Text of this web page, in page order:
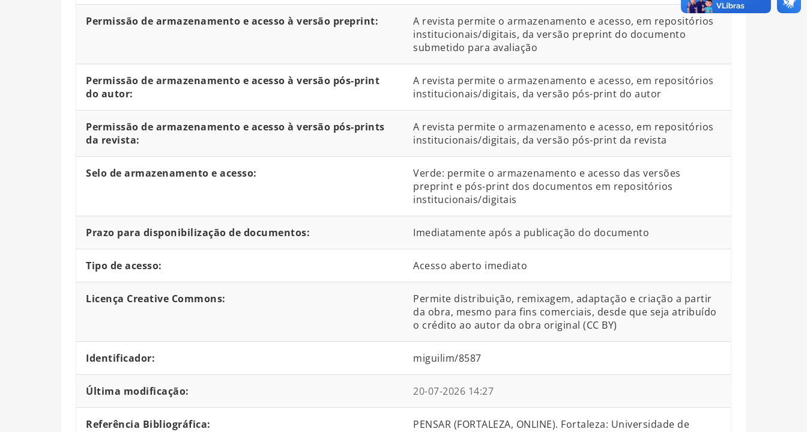
Permissão de armazenamento e acesso à versão preprint:
A revista permite o armazenamento e acesso, em repositórios
institucionais/digitais, da versão preprint do documento
submetido para avaliação
Permissão de armazenamento e acesso à versão pós-print
do autor:
A revista permite o armazenamento e acesso, em repositórios
institucionais/digitais, da versão pós-print do autor
Permissão de armazenamento e acesso à versão pós-prints
da revista:
A revista permite o armazenamento e acesso, em repositórios
institucionais/digitais, da versão pós-print da revista
Selo de armazenamento e acesso:
Verde: permite o armazenamento e acesso das versões
preprint e pós-print dos documentos em repositórios
institucionais/digitais
Prazo para disponibilização de documentos: Imediatamente após a publicação do documento
Tipo de acesso: Acesso aberto imediato
Licença Creative Commons:
Permite distribuição, remixagem, adaptação e criação a partir
da obra, mesmo para fins comerciais, desde que seja atribuído
o crédito ao autor da obra original (CC BY)
Identificador: miguilim/8587
Última modificação: 20-07-2026 14:27
Referência Bibliográfica:
PENSAR (FORTALEZA, ONLINE). Fortaleza: Universidade de